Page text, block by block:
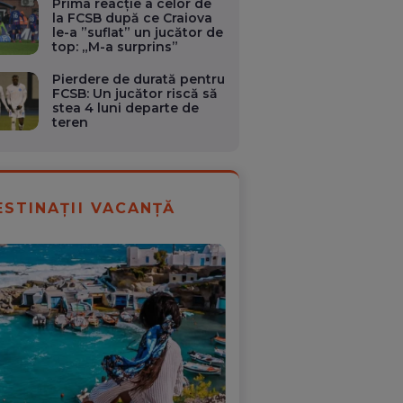
la FCSB după ce Craiova
le-a ”suflat” un jucător de
top: „M-a surprins”
Pierdere de durată pentru
FCSB: Un jucător riscă să
stea 4 luni departe de
teren
VACANȚĂ